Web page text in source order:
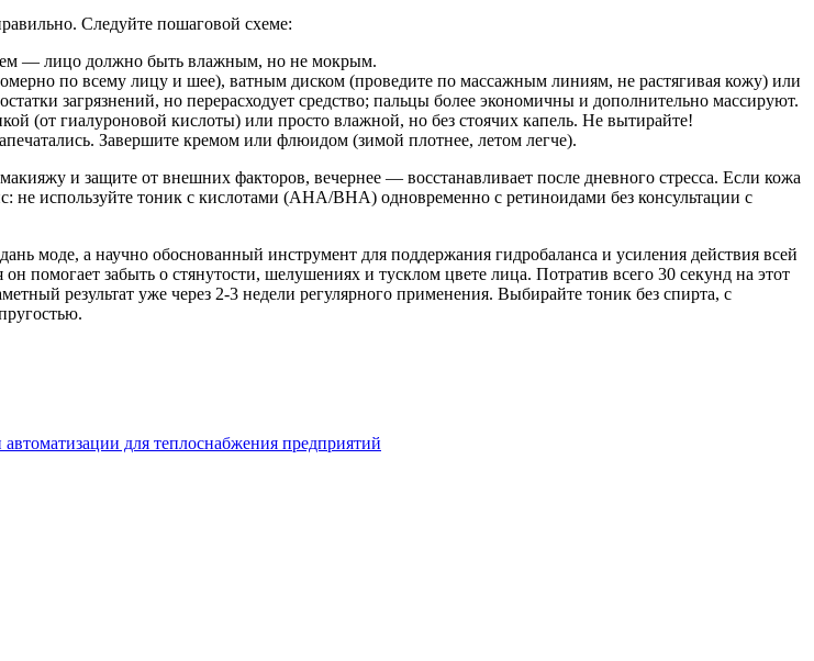
Следуйте пошаговой схеме:
— лицо должно быть влажным, но не мокрым.
по всему лицу и шее), ватным диском (проведите по массажным линиям, не растягивая кожу) или
загрязнений, но перерасходует средство; пальцы более экономичны и дополнительно массируют.
(от гиалуроновой кислоты) или просто влажной, но без стоячих капель. Не вытирайте!
Завершите кремом или флюидом (зимой плотнее, летом легче).
и защите от внешних факторов, вечернее — восстанавливает после дневного стресса. Если кожа
используйте тоник с кислотами (AHA/BHA) одновременно с ретиноидами без консультации с
а научно обоснованный инструмент для поддержания гидробаланса и усиления действия всей
забыть о стянутости, шелушениях и тусклом цвете лица. Потратив всего 30 секунд на этот
результат уже через 2-3 недели регулярного применения. Выбирайте тоник без спирта, с
для теплоснабжения предприятий